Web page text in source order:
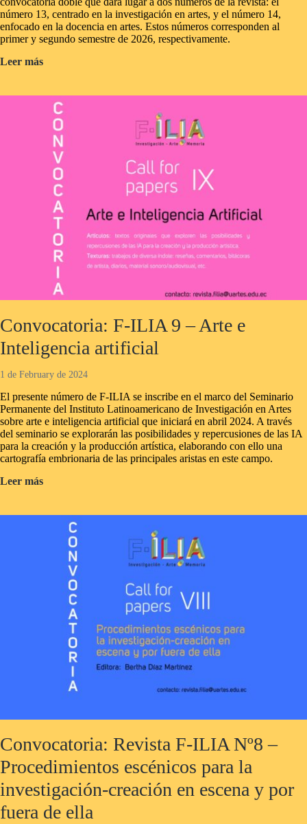
número 13, centrado en la investigación en artes, y el número 14,
enfocado en la docencia en artes. Estos números corresponden al
primer y segundo semestre de 2026, respectivamente.
Leer másConvocatoria
XIII
XIV.
(re)accionar:
una
invitación
reflexionar
desde
las
artes
sobre
las
dinámicas
universitarias
actuales
Convocatoria: F-ILIA 9 – Arte e
Inteligencia artificial
1 de February de 2024
El presente número de F-ILIA se inscribe en el marco del Seminario
Permanente del Instituto Latinoamericano de Investigación en Artes
sobre arte e inteligencia artificial que iniciará en abril 2024. A través
del seminario se explorarán las posibilidades y repercusiones de las IA
para la creación y la producción artística, elaborando con ello una
cartografía embrionaria de las principales aristas en este campo.
Leer másConvocatoria:
9
Inteligencia
artificial
Convocatoria: Revista F-ILIA Nº8 –
Procedimientos escénicos para la
investigación-creación en escena y por
fuera de ella